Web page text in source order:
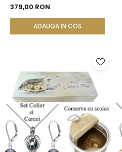
379,00 RON
ADAUGA IN COS